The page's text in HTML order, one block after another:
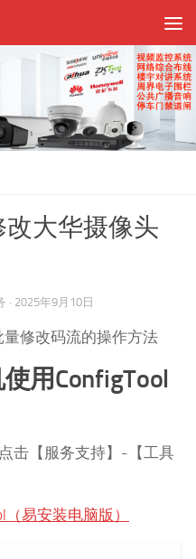
大华摄像头
· 2025年9月10日
修改码流的操作方法
用ConfigTool
击【服务支持】-【工具
（易安装电脑版）